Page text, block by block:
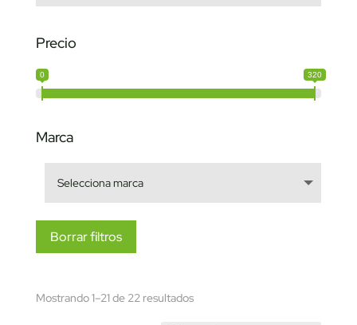
Precio
0 320
Marca
Borrar filtros
Mostrando 1–21 de 22 resultadosSorted